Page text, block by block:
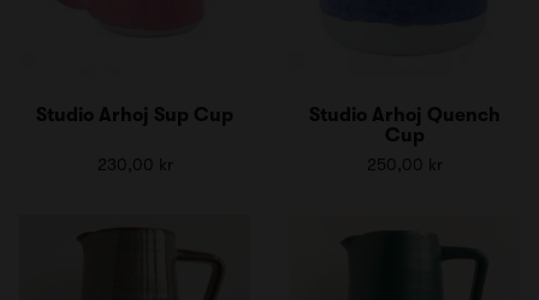
Studio Arhoj Sup Cup
230,00 kr
Studio Arhoj Quench
Cup
250,00 kr